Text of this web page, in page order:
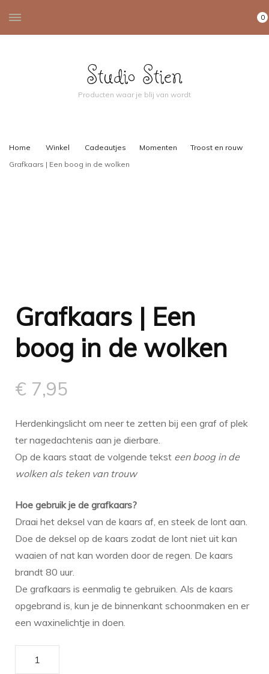
0
Studio Stien
Producten waar je blij van wordt
Home Winkel Cadeautjes Momenten
Troost en rouw
Grafkaars | Een boog in de wolken
Grafkaars | Een
boog in de wolken
€ 7,95
Herdenkingslicht om neer te zetten bij een graf of plek
ter nagedachtenis aan je dierbare.
Op de kaars staat de volgende tekst een boog in de
wolken als teken van trouw
Hoe gebruik je de grafkaars?
Draai het deksel van de kaars af, en steek de lont aan.
Doe de deksel op de kaars zodat de lont niet uit kan
waaien of nat kan worden door de regen. De kaars
brandt 80 uur.
De grafkaars is eenmalig te gebruiken. Als de kaars
opgebrand is, kun je de binnenkant schoonmaken en er
een waxinelichtje in doen.